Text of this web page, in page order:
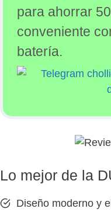
para ahorrar
conveniente
batería.
Lo mejor de la
Diseño moderno y